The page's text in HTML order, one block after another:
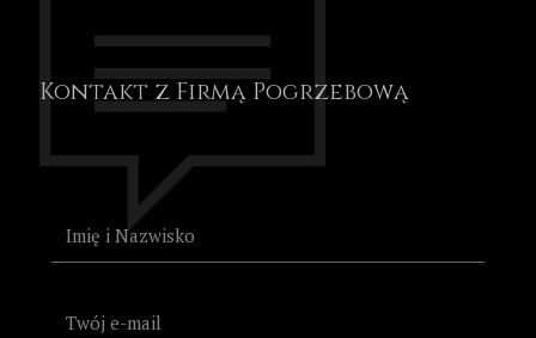
Kontakt z Firmą Pogrzebową